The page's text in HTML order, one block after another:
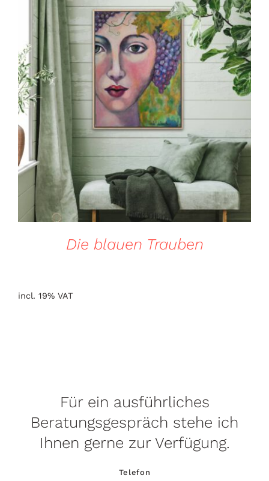
DETAILS
Die blauen Trauben
incl. 19% VAT
Für ein ausführliches
Beratungsgespräch stehe ich
Ihnen gerne zur Verfügung.
Telefon